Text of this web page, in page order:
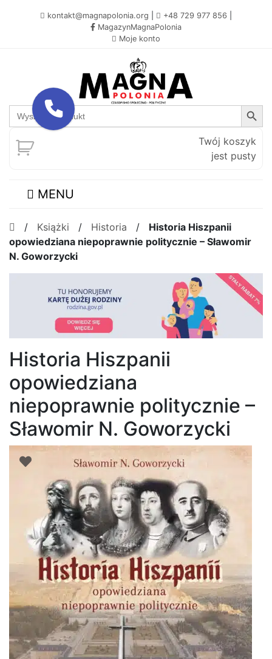
kontakt@magnapolonia.org +48 729 977 856
MagazynMagnaPolonia
Moje konto
Search
for:
Search Button
Twój koszyk
jest pusty
MENU
/ Książki / Historia / Historia Hiszpanii
opowiedziana niepoprawnie politycznie – Sławomir
N. Goworzycki
Historia Hiszpanii
opowiedziana
niepoprawnie politycznie –
Sławomir N. Goworzycki